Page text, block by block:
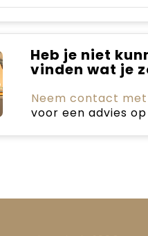
Heb je niet
vinden wat je
Neem contact
voor een advies